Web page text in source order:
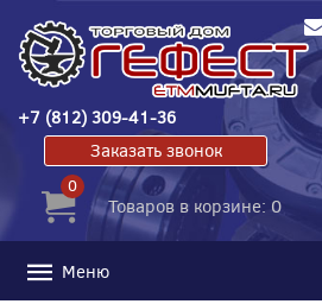
+7 (812) 309-41-36
Заказать звонок
0
Товаров в корзине: 0
Меню